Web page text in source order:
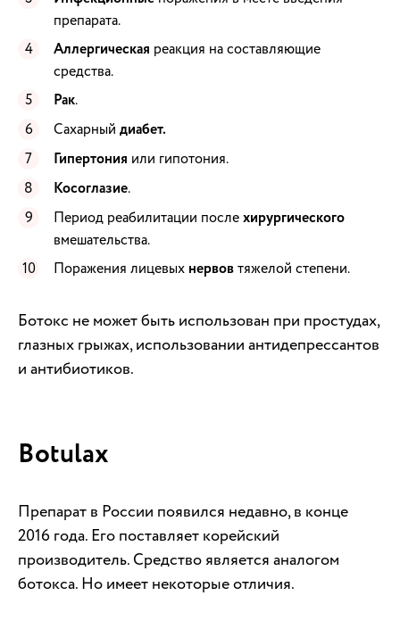
препарата.
Аллергическая реакция на составляющие
средства.
Рак.
Сахарный диабет.
Гипертония или гипотония.
Косоглазие.
Период реабилитации послехирургического
вмешательства.
Поражения лицевых нервовтяжелой степени.
Ботокс не может быть использован при простудах,
глазных грыжах, использовании антидепрессантов
и антибиотиков.
Botulax
Препарат в России появился недавно, в конце
2016 года. Его поставляет корейский
производитель. Средство является аналогом
ботокса. Но имеет некоторые отличия.